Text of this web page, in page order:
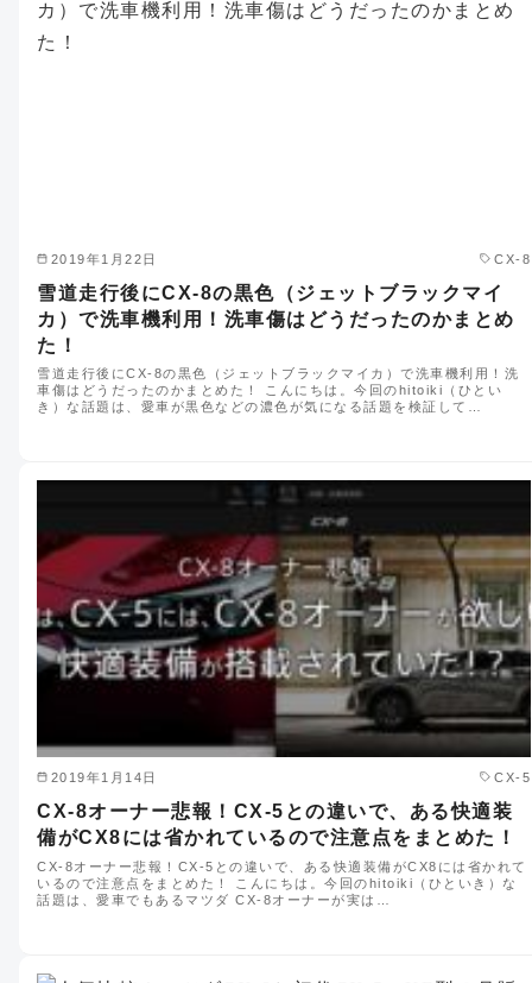
2019年1月22日 CX-8
雪道走行後にCX-8の黒色（ジェットブラックマイ
カ）で洗車機利用！洗車傷はどうだったのかまとめ
た！
雪道走行後にCX-8の黒色（ジェットブラックマイカ）で洗車機利用！洗
車傷はどうだったのかまとめた！ こんにちは。今回のhitoiki（ひとい
き）な話題は、愛車が黒色などの濃色が気になる話題を検証して…
2019年1月14日 CX-5
CX-8オーナー悲報！CX-5との違いで、ある快適装
備がCX8には省かれているので注意点をまとめた！
CX-8オーナー悲報！CX-5との違いで、ある快適装備がCX8には省かれて
いるので注意点をまとめた！ こんにちは。今回のhitoiki（ひといき）な
話題は、愛車でもあるマツダ CX-8オーナーが実は…